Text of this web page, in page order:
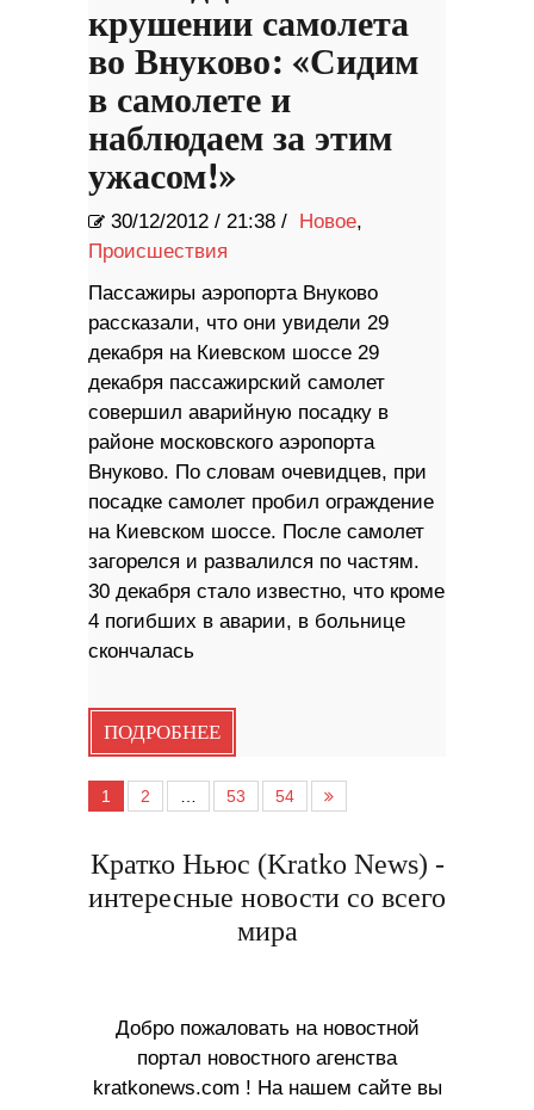
крушении самолета
во Внуково: «Сидим
в самолете и
наблюдаем за этим
ужасом!»
30/12/2012 / 21:38 / Новое,
Происшествия
Пассажиры аэропорта Внуково
рассказали, что они увидели 29
декабря на Киевском шоссе 29
декабря пассажирский самолет
совершил аварийную посадку в
районе московского аэропорта
Внуково. По словам очевидцев, при
посадке самолет пробил ограждение
на Киевском шоссе. После самолет
загорелся и развалился по частям.
30 декабря стало известно, что кроме
4 погибших в аварии, в больнице
скончалась
ПОДРОБНЕЕ
1 2 53 54
Кратко Ньюс (Kratko News) -
интересные новости со всего
мира
Добро пожаловать на новостной
портал новостного агенства
kratkonews.com ! На нашем сайте вы